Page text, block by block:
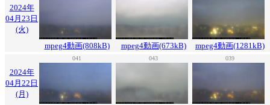
2024年
04月23日
(火)
mpeg4動画(808kB)
mpeg4動画(673kB) mpeg4動画(1281kB)
041 043 039
2024年
04月22日
(月)